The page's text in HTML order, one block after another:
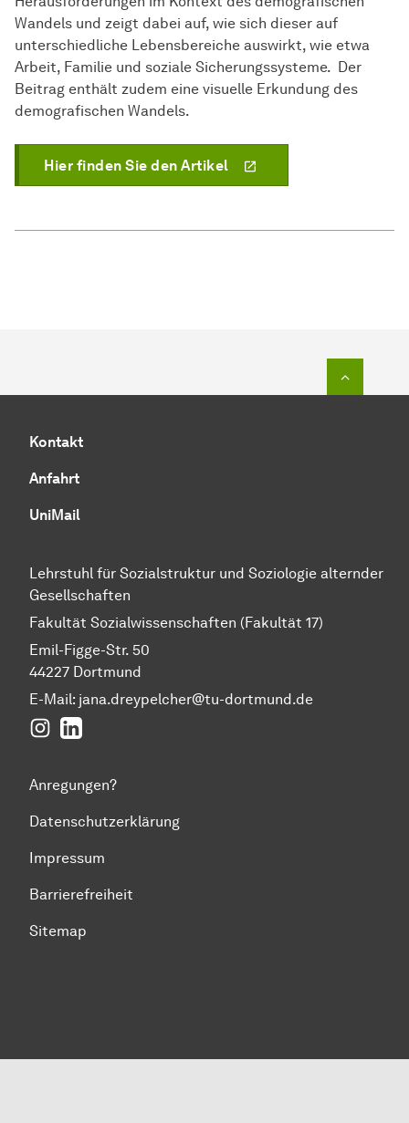
Wandels und zeigt dabei auf, wie sich dieser auf
unterschiedliche Lebensbereiche auswirkt, wie etwa
Arbeit, Familie und soziale Sicherungssysteme. Der
Beitrag enthält zudem eine visuelle Erkundung des
demografischen Wandels.
Hier finden Sie den Artikel
Kontakt
Anfahrt
UniMail
Lehrstuhl für Sozialstruktur und Soziologie alternder
Gesellschaften
Fakultät Sozialwissenschaften (Fakultät 17)
Emil-Figge-Str. 50
44227 Dortmund
E-Mail: jana.dreypelcher@tu-dortmund.de
Instagram
LinkedIn
Anregungen?
Datenschutzerklärung
Impressum
Barrierefreiheit
Sitemap